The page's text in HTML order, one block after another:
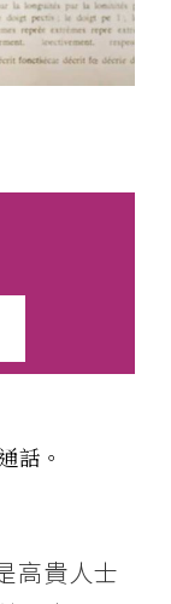
話。
高貴人士